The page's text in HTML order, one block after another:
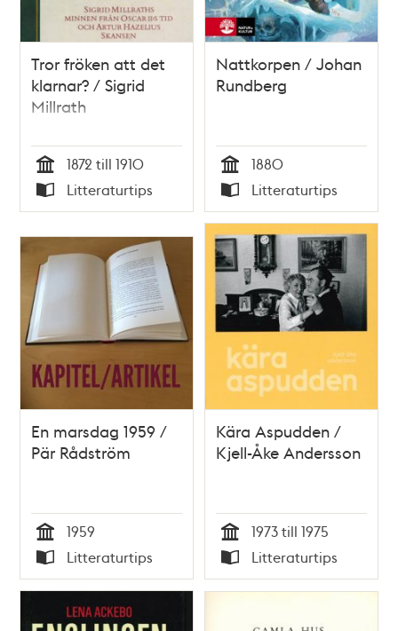
Tror fröken att det
klarnar? / Sigrid
Millrath
Tid
1872 till 1910
Typ
Litteraturtips
Nattkorpen / Johan
Rundberg
Tid
1880
Typ
Litteraturtips
En marsdag 1959 /
Pär Rådström
Tid
1959
Typ
Litteraturtips
Kära Aspudden /
Kjell-Åke Andersson
Tid
1973 till 1975
Typ
Litteraturtips